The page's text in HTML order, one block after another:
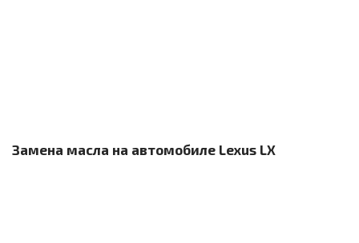
Замена масла на автомобиле Lexus LX